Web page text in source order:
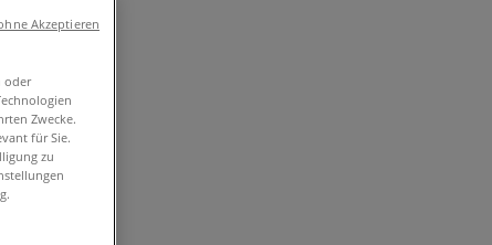
oder
Zwecke.
für Sie.
zu
Akzeptieren